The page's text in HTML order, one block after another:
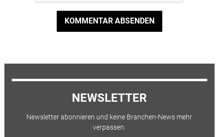
KOMMENTAR ABSENDEN
NEWSLETTER
Newsletter abonnieren und keine Branchen-News mehr
verpassen.